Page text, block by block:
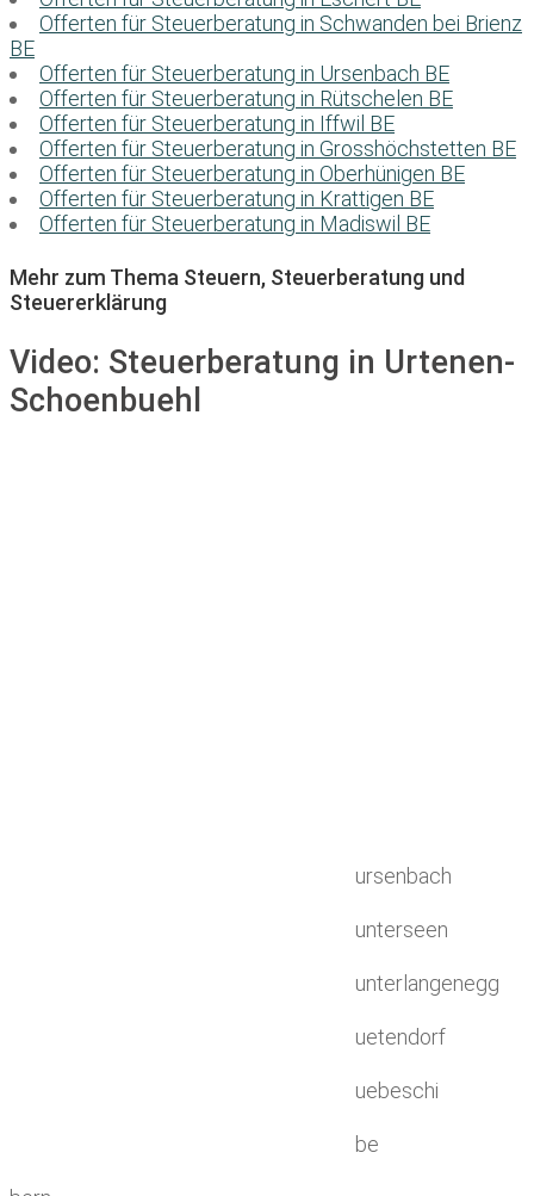
Offerten für Steuerberatung in Schwanden bei Brienz
BE
Offerten für Steuerberatung in Ursenbach BE
Offerten für Steuerberatung in Rütschelen BE
Offerten für Steuerberatung in Iffwil BE
Offerten für Steuerberatung in Grosshöchstetten BE
Offerten für Steuerberatung in Oberhünigen BE
Offerten für Steuerberatung in Krattigen BE
Offerten für Steuerberatung in Madiswil BE
Mehr zum Thema Steuern, Steuerberatung und
Steuererklärung
Video: Steuerberatung in Urtenen-
Schoenbuehl
ursenbach
unterseen
unterlangenegg
uetendorf
uebeschi
be